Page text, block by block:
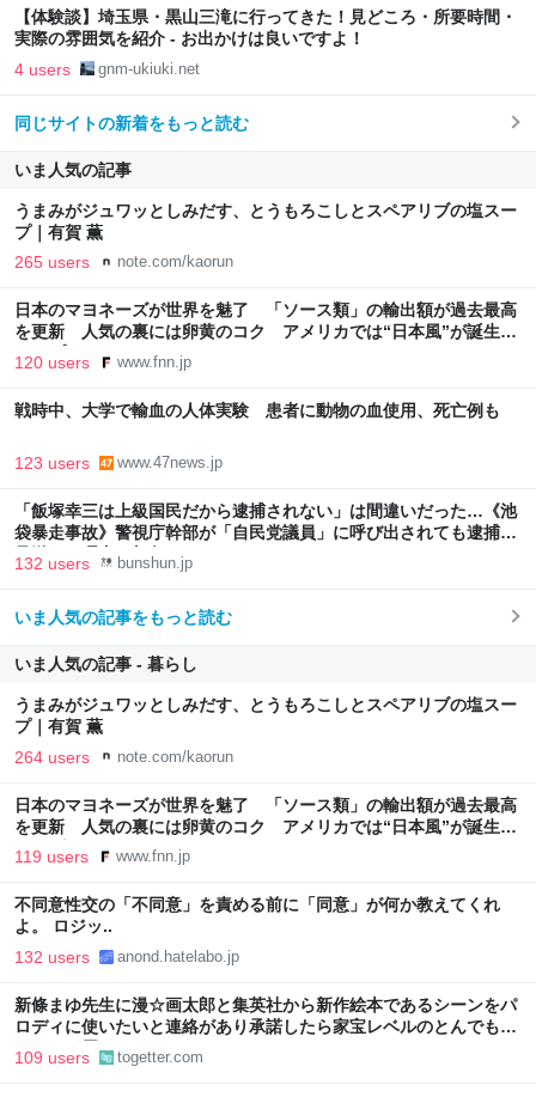
【体験談】埼玉県・黒山三滝に行ってきた！見どころ・所要時間・
実際の雰囲気を紹介 - お出かけは良いですよ！
4 users gnm-ukiuki.net
同じサイトの新着をもっと読む
いま人気の記事
うまみがジュワッとしみだす、とうもろこしとスペアリブの塩スー
プ｜有賀 薫
265 users note.com/kaorun
日本のマヨネーズが世界を魅了 「ソース類」の輸出額が過去最高
を更新 人気の裏には卵黄のコク アメリカでは“日本風”が誕生｜
FNNプライムオンライン
120 users www.fnn.jp
戦時中、大学で輸血の人体実験 患者に動物の血使用、死亡例も
123 users www.47news.jp
「飯塚幸三は上級国民だから逮捕されない」は間違いだった…《池
袋暴走事故》警視庁幹部が「自民党議員」に呼び出されても逮捕を
見送った理由 | 文春オンライン
132 users bunshun.jp
いま人気の記事をもっと読む
いま人気の記事 - 暮らし
うまみがジュワッとしみだす、とうもろこしとスペアリブの塩スー
プ｜有賀 薫
264 users note.com/kaorun
日本のマヨネーズが世界を魅了 「ソース類」の輸出額が過去最高
を更新 人気の裏には卵黄のコク アメリカでは“日本風”が誕生｜
FNNプライムオンライン
119 users www.fnn.jp
不同意性交の「不同意」を責める前に「同意」が何か教えてくれ
よ。 ロジッ..
132 users anond.hatelabo.jp
新條まゆ先生に漫☆画太郎と集英社から新作絵本であるシーンをパ
ロディに使いたいと連絡があり承諾したら家宝レベルのとんでもな
いものが届いた
109 users togetter.com